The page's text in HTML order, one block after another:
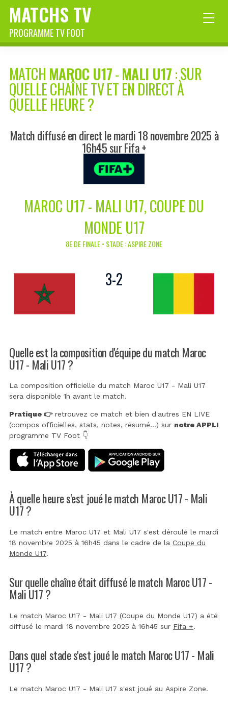
MATCHS TV
PROGRAMME TV FOOT
MATCH MAROC U17-MALI U17: SUR
QUELLE CHAÎNE TV ET EN DIRECT À
QUELLE HEURE ?
Match diffusé en direct le mardi 18 novembre 2025 à
16h45 sur Fifa +
MAROC U17 - MALI U17, COUPE DU
MONDE U17
8E DE FINALE • STADE : ASPIRE ZONE
3-2
Quelle est la composition d'équipe du match Maroc
U17 - Mali U17 ?
La composition officielle du match Maroc U17 - Mali U17
sera disponible 1h avant le match.
Pratique 👉retrouvez ce match et bien d'autres EN LIVE
(compos officielles, stats, notes, résumé...) sur notre APPLI
programme TV Foot 👇
À quelle heure s'est joué le match Maroc U17 - Mali
U17 ?
Le match entre Maroc U17 et Mali U17 s'est déroulé le mardi
18 novembre 2025 à 16h45 dans le cadre de la Coupe du
Monde U17.
Sur quelle chaîne était diffusé le match Maroc U17 -
Mali U17 ?
Le match Maroc U17 - Mali U17 (Coupe du Monde U17) a été
diffusé le mardi 18 novembre 2025 à 16h45 sur Fifa +.
Dans quel stade s'est joué le match Maroc U17 - Mali
U17 ?
Le match Maroc U17 - Mali U17 s'est joué au Aspire Zone.